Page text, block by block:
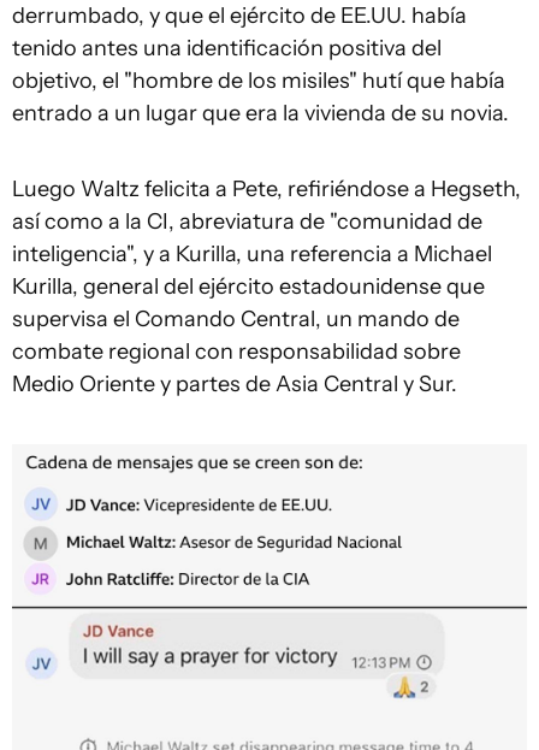
derrumbado, y que el ejército de EE.UU. había
tenido antes una identificación positiva del
objetivo, el "hombre de los misiles" hutí que había
entrado a un lugar que era la vivienda de su novia.
Luego Waltz felicita a Pete, refiriéndose a Hegseth,
así como a la CI, abreviatura de "comunidad de
inteligencia", y a Kurilla, una referencia a Michael
Kurilla, general del ejército estadounidense que
supervisa el Comando Central, un mando de
combate regional con responsabilidad sobre
Medio Oriente y partes de Asia Central y Sur.